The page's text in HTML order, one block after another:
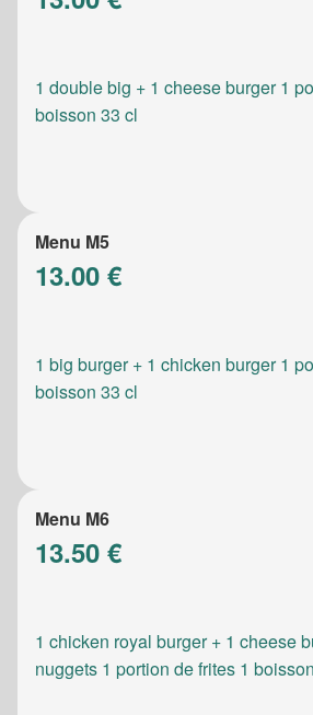
1 double big + 1 cheese burger 1
boisson 33 cl
Menu M5
13.00 €
1 big burger + 1 chicken burger 1
boisson 33 cl
Menu M6
13.50 €
1 chicken royal burger + 1 cheese
nuggets 1 portion de frites 1